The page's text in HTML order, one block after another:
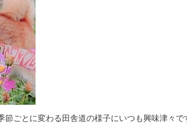
節ごとに変わる田舎道の様子にいつも興味津々